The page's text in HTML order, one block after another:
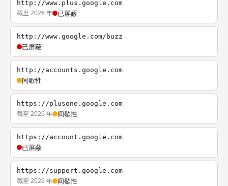
http://www.plus.google.com
截至 2026 年 已屏蔽
http://www.google.com/buzz
已屏蔽
http://accounts.google.com
间歇性
https://plusone.google.com
截至 2026 年 间歇性
https://account.google.com
已屏蔽
https://support.google.com
截至 2026 年 间歇性